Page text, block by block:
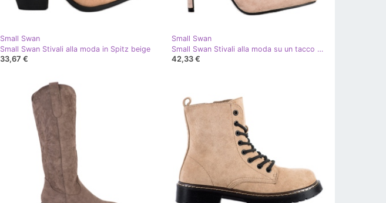
Small Swan
Small Swan Stivali alla moda in Spitz beige
33,67 €
Small Swan
Small Swan Stivali alla moda su un tacco alto beige
42,33 €